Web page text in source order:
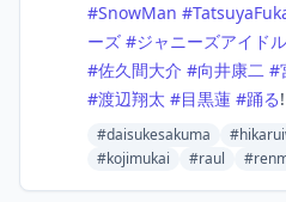
#SnowMan #
ーズ #ジャニーズアイド
#佐久間大介 #向井康二 #
#渡辺翔太 #目黒蓮 #踊る
#daisukesakuma
#kojimukai
#raul